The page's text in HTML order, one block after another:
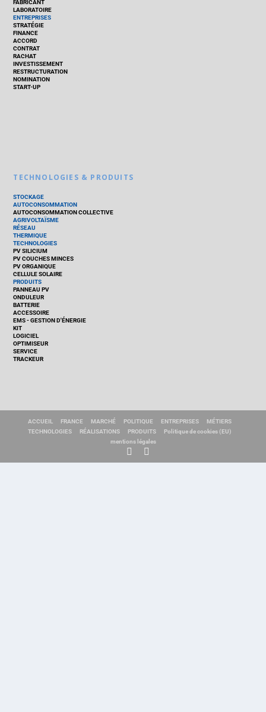
FABRICANT
LABORATOIRE
ENTREPRISES
STRATÉGIE
FINANCE
ACCORD
CONTRAT
RACHAT
INVESTISSEMENT
RESTRUCTURATION
NOMINATION
START-UP
TECHNOLOGIES & PRODUITS
STOCKAGE
AUTOCONSOMMATION
AUTOCONSOMMATION COLLECTIVE
AGRIVOLTAÏSME
RÉSEAU
THERMIQUE
TECHNOLOGIES
PV SILICIUM
PV COUCHES MINCES
PV ORGANIQUE
CELLULE SOLAIRE
PRODUITS
PANNEAU PV
ONDULEUR
BATTERIE
ACCESSOIRE
EMS - GESTION D'ÉNERGIE
KIT
LOGICIEL
OPTIMISEUR
SERVICE
TRACKEUR
ACCUEIL FRANCE MARCHÉ POLITIQUE ENTREPRISES
MÉTIERS
TECHNOLOGIES
RÉALISATIONS PRODUITS
Politique de cookies (EU)
mentions légales